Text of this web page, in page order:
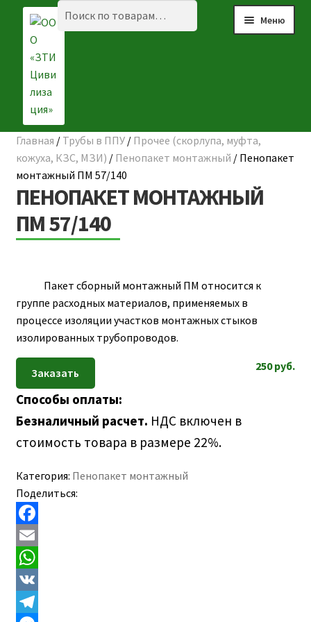
Перейти
навигации
Перейти
содержимому
Искать:
Поиск
Меню
☰ КАТАЛОГ
ГЛАВНАЯ
О КОМПАНИИ
ДОСТАВКА И ОПЛАТА
ПОЛЕЗНАЯ ИНФОРМАЦИЯ
КОНТАКТЫ
Главная / Трубы в ППУ/ Прочее (скорлупа, муфта,
кожуха, КЗС, МЗИ) / Пенопакет монтажный / Пенопакет
монтажный ПМ 57/140
ПЕНОПАКЕТ МОНТАЖНЫЙ
ПМ 57/140
Пакет сборный монтажный ПМ относится к
группе расходных материалов, применяемых в
процессе изоляции участков монтажных стыков
изолированных трубопроводов.
250руб.
Способы оплаты:
Безналичный расчет. НДС включен в
стоимость товара в размере 22%.
Категория: Пенопакет монтажный
Поделиться:
F
a
c
e
E
m
a
W
h
V